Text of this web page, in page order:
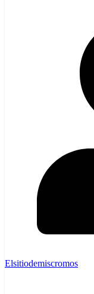
Elsitiodemiscromos